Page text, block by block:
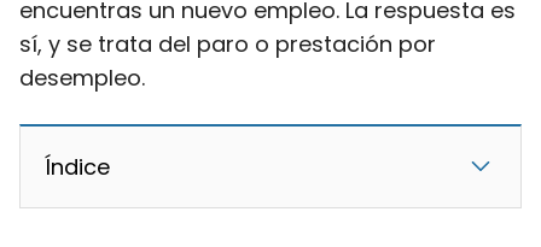
encuentras un nuevo empleo. La respuesta es
sí, y se trata del paro o prestación por
desempleo.
Índice